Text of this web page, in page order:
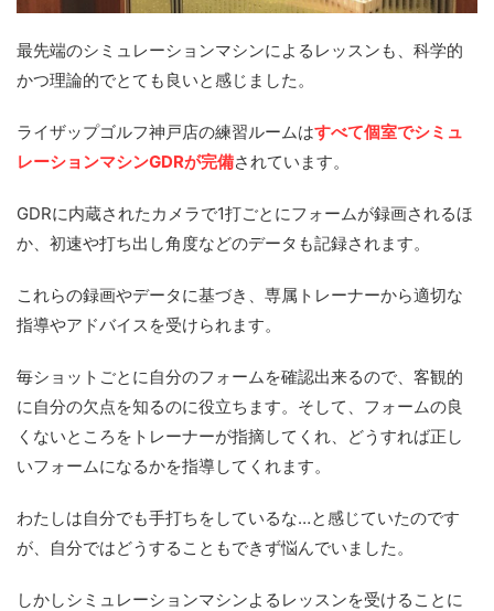
最先端のシミュレーションマシンによるレッスンも、科学的
かつ理論的でとても良いと感じました。
ライザップゴルフ神戸店の練習ルームはすべて個室でシミュ
レーションマシンGDRが完備されています。
GDRに内蔵されたカメラで1打ごとにフォームが録画されるほ
か、初速や打ち出し角度などのデータも記録されます。
これらの録画やデータに基づき、専属トレーナーから適切な
指導やアドバイスを受けられます。
毎ショットごとに自分のフォームを確認出来るので、客観的
に自分の欠点を知るのに役立ちます。そして、フォームの良
くないところをトレーナーが指摘してくれ、どうすれば正し
いフォームになるかを指導してくれます。
わたしは自分でも手打ちをしているな…と感じていたのです
が、自分ではどうすることもできず悩んでいました。
しかしシミュレーションマシンよるレッスンを受けることに